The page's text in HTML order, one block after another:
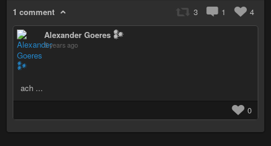
1 comment 3 1
4
Alexander Goeres 𒀯
5 years ago
ach ...
0